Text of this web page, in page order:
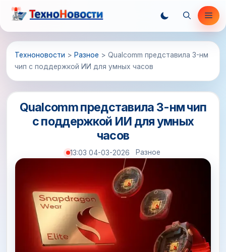
Перейти
содержимому
Техноновости > Разное > Qualcomm представила 3-нм
чип с поддержкой ИИ для умных часов
Qualcomm представила 3-нм чип
с поддержкой ИИ для умных
часов
13:03 04-03-2026 Разное